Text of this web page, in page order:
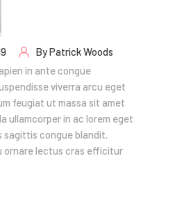
ByPatrick Woods
in ante congue
viverra arcu eget
feugiat ut massa sit amet
ullamcorper in ac lorem eget
sagittis congue blandit.
ornare lectus cras efficitur